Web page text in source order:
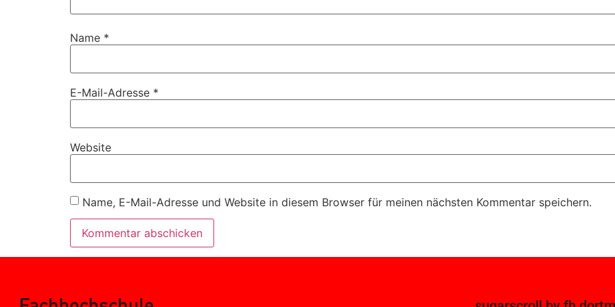
Name *
E-Mail-Adresse *
Website
Name, E-Mail-Adresse und Website in diesem Browser für meinen nächsten Kommentar speichern.